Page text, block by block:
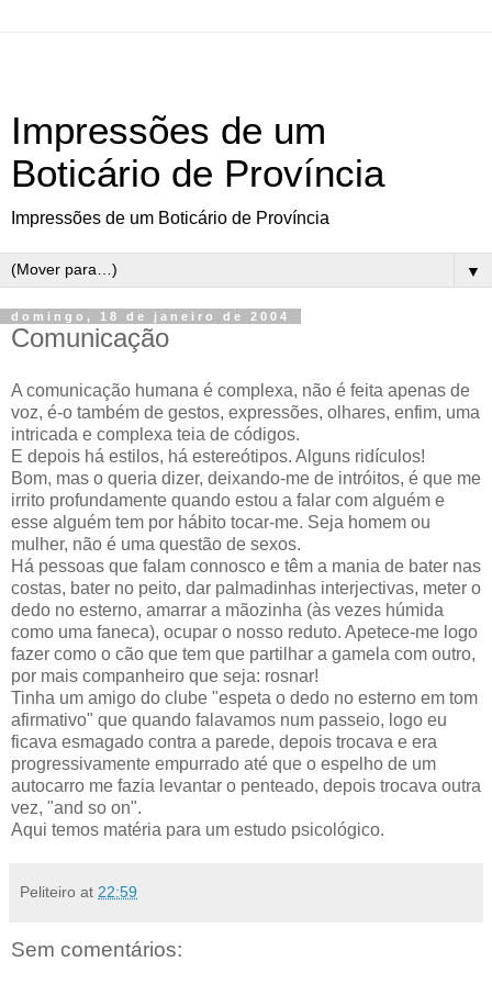
Impressões de um
Boticário de Província
Impressões de um Boticário de Província
▼
domingo, 18 de janeiro de 2004
Comunicação
A comunicação humana é complexa, não é feita apenas de
voz, é-o também de gestos, expressões, olhares, enfim, uma
intricada e complexa teia de códigos.
E depois há estilos, há estereótipos. Alguns ridículos!
Bom, mas o queria dizer, deixando-me de intróitos, é que me
irrito profundamente quando estou a falar com alguém e
esse alguém tem por hábito tocar-me. Seja homem ou
mulher, não é uma questão de sexos.
Há pessoas que falam connosco e têm a mania de bater nas
costas, bater no peito, dar palmadinhas interjectivas, meter o
dedo no esterno, amarrar a mãozinha (às vezes húmida
como uma faneca), ocupar o nosso reduto. Apetece-me logo
fazer como o cão que tem que partilhar a gamela com outro,
por mais companheiro que seja: rosnar!
Tinha um amigo do clube "espeta o dedo no esterno em tom
afirmativo" que quando falavamos num passeio, logo eu
ficava esmagado contra a parede, depois trocava e era
progressivamente empurrado até que o espelho de um
autocarro me fazia levantar o penteado, depois trocava outra
vez, "and so on".
Aqui temos matéria para um estudo psicológico.
Peliteiro at 22:59
Sem comentários: